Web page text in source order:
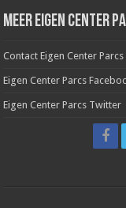
Meer Eigen Center
Contact Eigen Center Parcs
Eigen Center Parcs
Eigen Center Parcs Twitter